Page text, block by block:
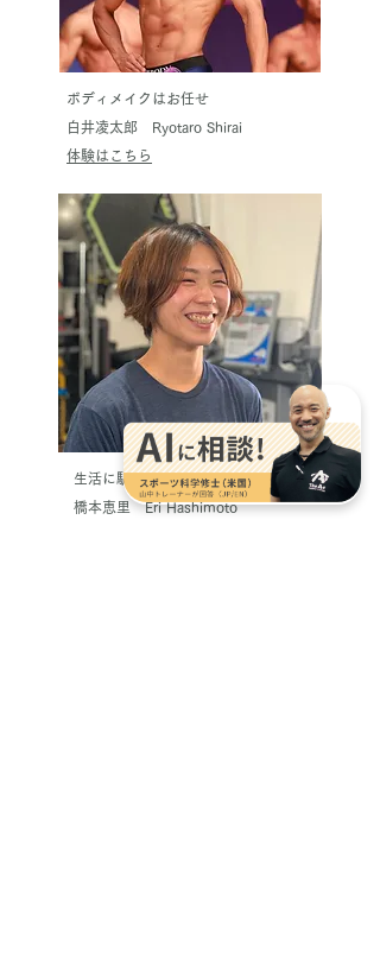
ボディメイクはお任せ
白井凌太郎 Ryotaro Shirai
体験はこちら
生活に馴染むトレーニングを
橋本恵里 Eri Hashimoto